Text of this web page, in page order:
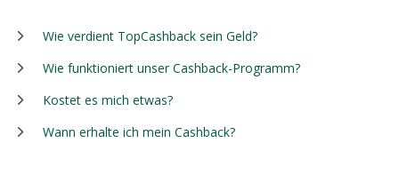
Wie verdient TopCashback sein Geld?
Wie funktioniert unser Cashback-Programm?
Kostet es mich etwas?
Wann erhalte ich mein Cashback?